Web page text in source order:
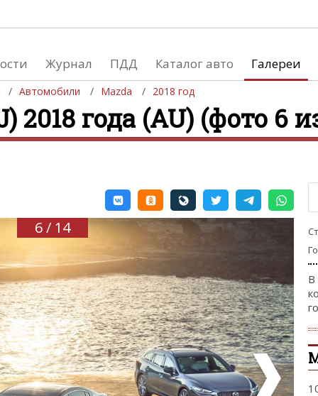
Журнал ПДД Каталог авто Галереи
Автомобили Mazda 2018 год
2018 года (AU) (фото 6
и автомобили
и мото
Автосалоны
Список мировых автосалонов
6 / 14
В